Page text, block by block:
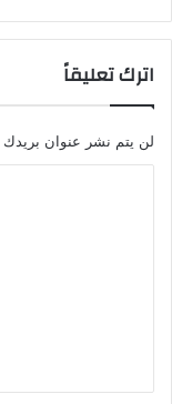
اترك تعليقاً
لن يتم نشر عنوان بريدك